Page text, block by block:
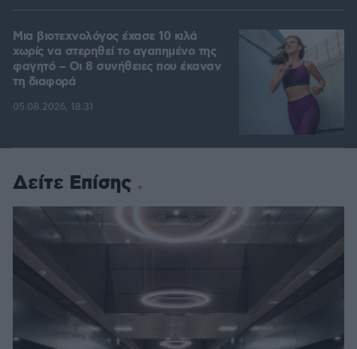
Μια βιοτεχνολόγος έχασε 10 κιλά
χωρίς να στερηθεί το αγαπημένο της
φαγητό – Οι 8 συνήθειες που έκαναν
τη διαφορά
05.08.2026, 18:31
Δείτε Επίσης